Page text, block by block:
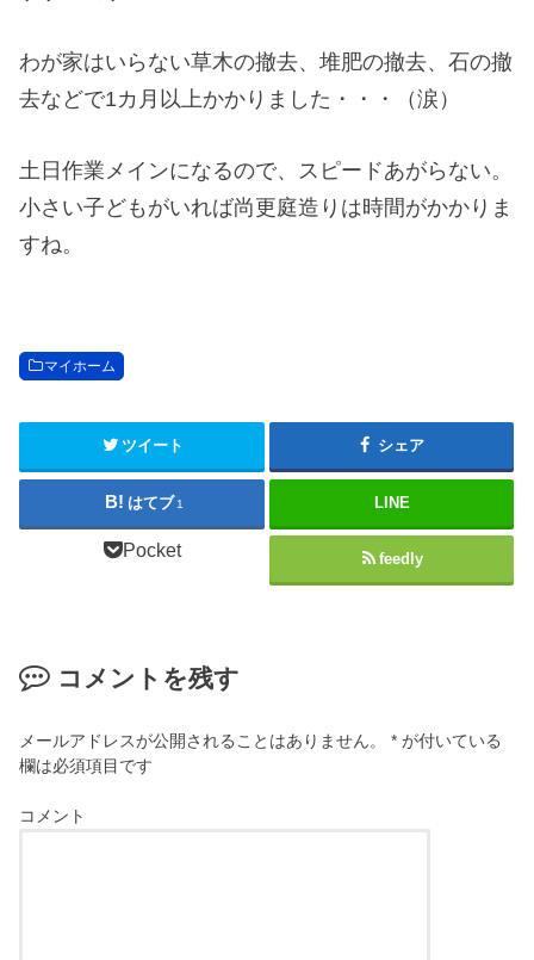
わが家はいらない草木の撤去、堆肥の撤去、石の撤
去などで1カ月以上かかりました・・・（涙）
土日作業メインになるので、スピードあがらない。
小さい子どもがいれば尚更庭造りは時間がかかりま
すね。
マイホーム
ツイート シェア
はてブ 1 LINE
Pocket feedly
コメントを残す
メールアドレスが公開されることはありません。 * が付いている
欄は必須項目です
コメント